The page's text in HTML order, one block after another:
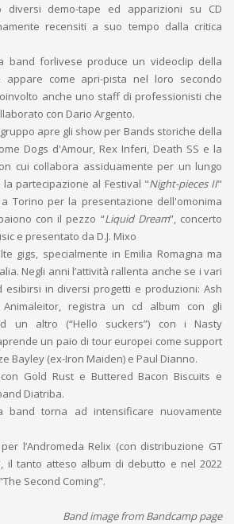
demo-tape ed apparizioni su CD
recensiti a suo tempo dalla critica
band forlivese produce un videoclip della
appare come apri-pista nel loro secondo
anche uno staff di professionisti che
con Dario Argento.
apre gli show per Bands storiche della
Dogs d'Amour, Rex Inferi, Death SS e la
cui collabora assiduamente per un lungo
partecipazione al Festival "Night-pieces II"
Torino per la presentazione dell'omonima
con il pezzo “Liquid Dream”, concerto
e presentato da D.J. Mixo
gigs, specialmente in Emilia Romagna ma
Negli anni l’attività rallenta anche se i vari
esibirsi in diversi progetti e produzioni: Ash
Animaleitor, registra un cd album con gli
un altro (“Hello suckers”) con i Nasty
un paio di tour europei come support
Bayley (ex-Iron Maiden) e Paul Dianno.
Gold Rust e Buttered Bacon Biscuits e
Diatriba.
band torna ad intensificare nuovamente
l’Andromeda Relix (con distribuzione GT
il tanto atteso album di debutto e nel 2022
Second Coming".
Band image from Bandcamp page